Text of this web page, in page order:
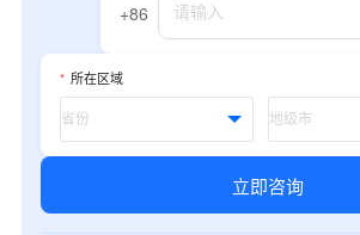
+86
* 所在区域
立即咨询